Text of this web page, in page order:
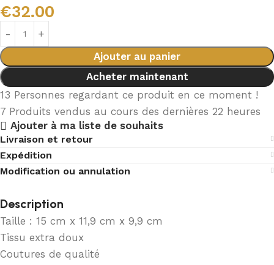
€32.00
Ajouter au panier
Acheter maintenant
13 Personnes regardant ce produit en ce moment !
7 Produits vendus au cours des dernières 22 heures
Ajouter à ma liste de souhaits
Livraison et retour
Expédition
Modification ou annulation
Description
Taille : 15 cm x 11,9 cm x 9,9 cm
Tissu extra doux
Coutures de qualité